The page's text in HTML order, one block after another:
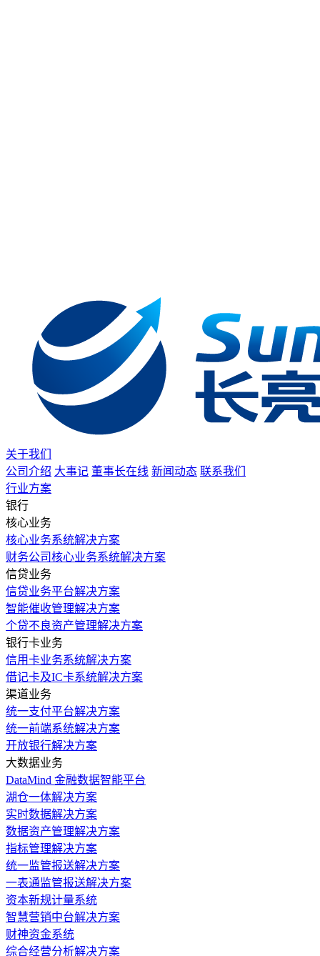
关于我们
公司介绍 大事记 董事长在线 新闻动态 联系我们
行业方案
银行
核心业务
核心业务系统解决方案
财务公司核心业务系统解决方案
信贷业务
信贷业务平台解决方案
智能催收管理解决方案
个贷不良资产管理解决方案
银行卡业务
信用卡业务系统解决方案
借记卡及IC卡系统解决方案
渠道业务
统一支付平台解决方案
统一前端系统解决方案
开放银行解决方案
大数据业务
DataMind 金融数据智能平台
湖仓一体解决方案
实时数据解决方案
数据资产管理解决方案
指标管理解决方案
统一监管报送解决方案
一表通监管报送解决方案
资本新规计量系统
智慧营销中台解决方案
财神资金系统
综合经营分析解决方案